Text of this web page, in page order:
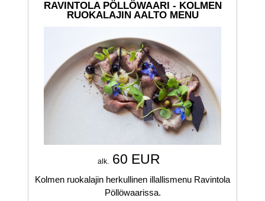
RAVINTOLA PÖLLÖWAARI - KOLMEN
RUOKALAJIN AALTO MENU
alk. 60 EUR
Kolmen ruokalajin herkullinen illallismenu Ravintola
Pöllöwaarissa.